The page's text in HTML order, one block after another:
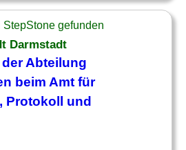
gefunden
Darmstadt
derAbteilung
beim Amt für
Protokoll und